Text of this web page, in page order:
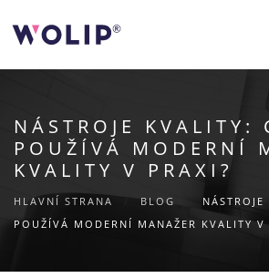
NÁSTROJE KVALITY:
POUŽÍVÁ MODERNÍ
KVALITY V PRAXI?
HLAVNÍ STRANA BLOG
POUŽÍVÁ MODERNÍ MANAŽER KVALITY V